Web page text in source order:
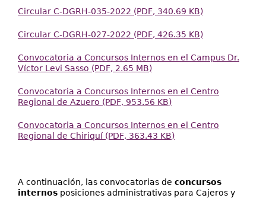
Circular C-DGRH-035-2022 (PDF, 340.69 KB)
Circular C-DGRH-027-2022 (PDF, 426.35 KB)
Convocatoria a Concursos Internos en el Campus Dr.
Víctor Levi Sasso (PDF, 2.65 MB)
Convocatoria a Concursos Internos en el Centro
Regional de Azuero (PDF, 953.56 KB)
Convocatoria a Concursos Internos en el Centro
Regional de Chiriquí (PDF, 363.43 KB)
A continuación, las convocatorias de concursos
internos posiciones administrativas para Cajeros y